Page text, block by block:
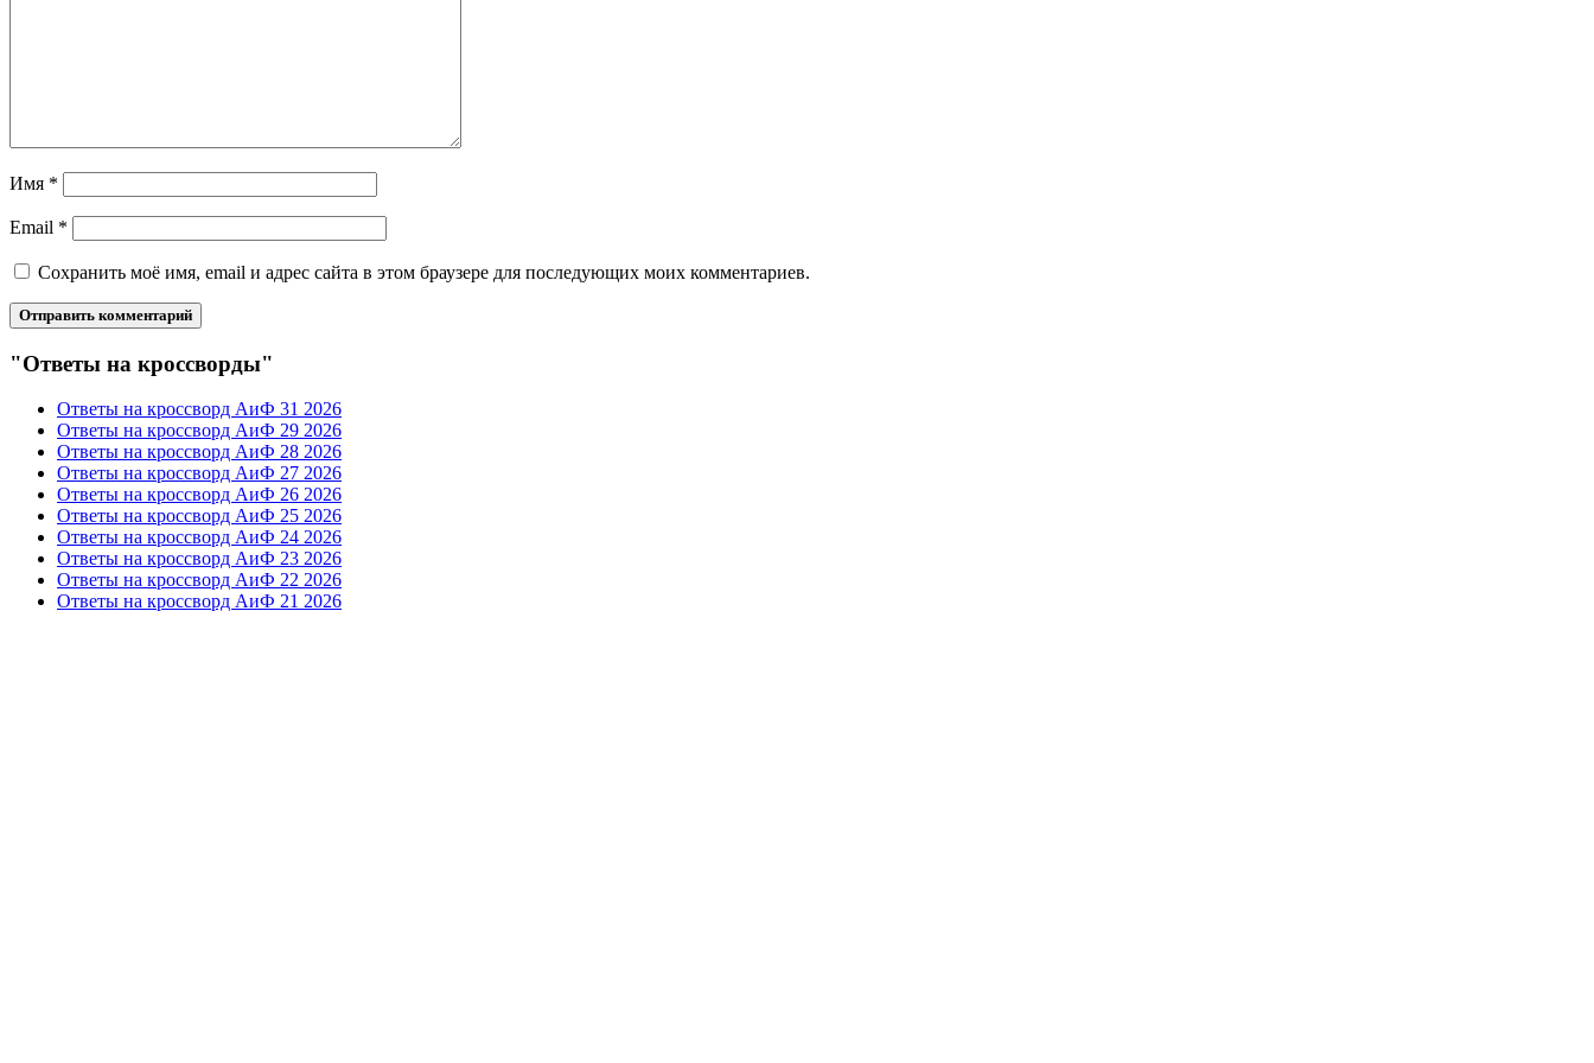
Имя *
Email *
Сохранить моё имя, email и адрес сайта в этом браузере для последующих моих комментариев.
"Ответы на кроссворды"
Ответы на кроссворд АиФ 31 2026
Ответы на кроссворд АиФ 29 2026
Ответы на кроссворд АиФ 28 2026
Ответы на кроссворд АиФ 27 2026
Ответы на кроссворд АиФ 26 2026
Ответы на кроссворд АиФ 25 2026
Ответы на кроссворд АиФ 24 2026
Ответы на кроссворд АиФ 23 2026
Ответы на кроссворд АиФ 22 2026
Ответы на кроссворд АиФ 21 2026